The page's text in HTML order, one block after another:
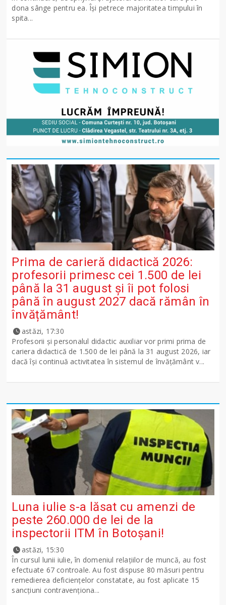
dona sânge pentru ea. Își petrece majoritatea timpului în
spita...
Prima de carieră didactică 2026:
profesorii primesc cei 1.500 de lei
până la 31 august și îi pot folosi
până în august 2027 dacă rămân în
învățământ!
astăzi, 17:30
Profesorii și personalul didactic auxiliar vor primi prima de
cariera didactică de 1.500 de lei până la 31 august 2026, iar
dacă își continuă activitatea în sistemul de învățământ v...
Luna iulie s-a lăsat cu amenzi de
peste 260.000 de lei de la
inspectorii ITM în Botoșani!
astăzi, 15:30
În cursul lunii iulie, în domeniul relațiilor de muncă, au fost
efectuate 67 controale. Au fost dispuse 80 măsuri pentru
remedierea deficiențelor constatate, au fost aplicate 15
sancţiuni contravenționa...